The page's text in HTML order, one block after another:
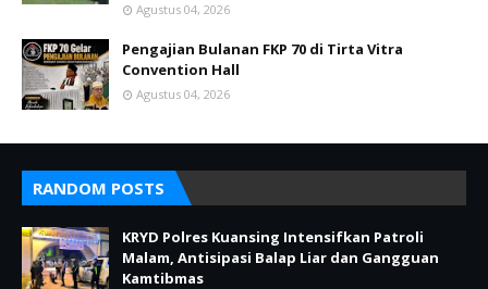
Agustus 04, 2026
Pengajian Bulanan FKP 70 di Tirta Vitra
Convention Hall
Agustus 04, 2026
RANDOM POSTS
KRYD Polres Kuansing Intensifkan Patroli
Malam, Antisipasi Balap Liar dan Gangguan
Kamtibmas